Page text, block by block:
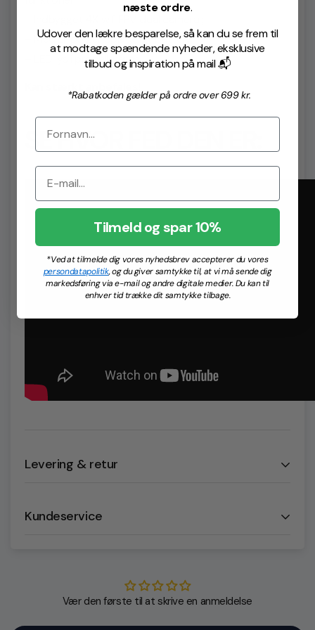
– Med Li-po genopladeligt batteri.
– LED lys i propellererne.
Kan stærkt anbefales!
SE HVOR FED DEN ER:
Levering & retur
Forsendelse til Dao365 PakkeShop: 25,- DKK
Forsendelse med Dao365 Hjemmelevering: 35,- DKK
Kundeservice
Vær den første til at skrive en anmeldelse
næste ordre.
Udover den lækre besparelse, så kan du se frem til
at modtage spændende nyheder, eksklusive
tilbud og inspiration på mail 📬
*Rabatkoden gælder på ordre over 699 kr.
Tilmeld og spar 10%
*Ved at tilmelde dig vores nyhedsbrev accepterer du vores
persondatapolitik, og du giver samtykke til, at vi må sende dig
markedsføring via e-mail og andre digitale medier. Du kan til
enhver tid trække dit samtykke tilbage.